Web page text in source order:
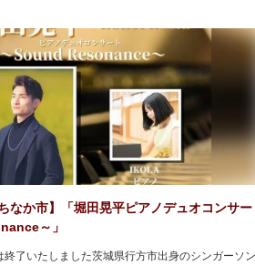
なか市】「堀田晃平ピアノデュオコンサー
～」
了いたしました茨城県行方市出身のシンガーソン